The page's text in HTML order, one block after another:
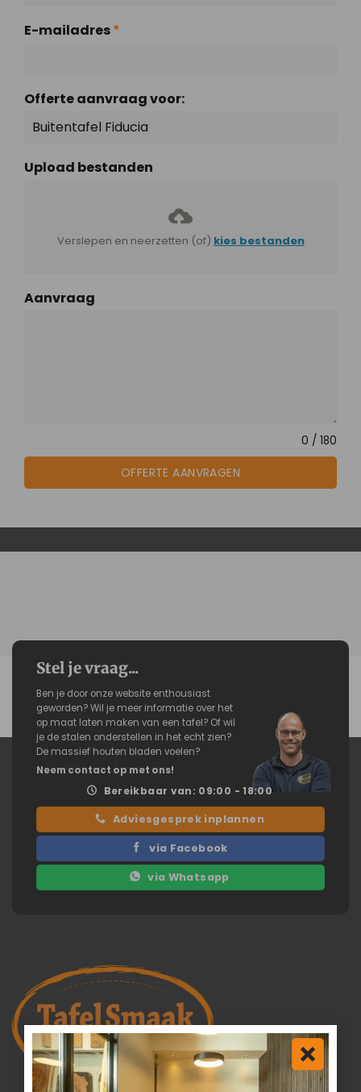
E-mailadres*
Offerte aanvraag voor:
Upload bestanden
Verslepen en neerzetten (of) kies bestanden
Aanvraag
0 / 180
OFFERTE AANVRAGEN
Stel je vraag...
Ben je door onze website enthousiast
geworden? Wil je meer informatie over het
op maat laten maken van een tafel? Of wil
je de stalen onderstellen in het echt zien?
De massief houten bladen voelen?
Neem contact op met ons!
Bereikbaar van: 09:00 - 18:00
Adviesgesprek inplannen
via Facebook
via Whatsapp